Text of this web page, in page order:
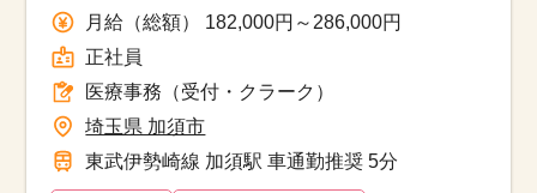
すさ」も、どちらも手に入る職場です♪
月給（総額） 182,000円～286,000円
正社員
医療事務（受付・クラーク）
埼玉県 加須市
東武伊勢崎線 加須駅 車通勤推奨 5分